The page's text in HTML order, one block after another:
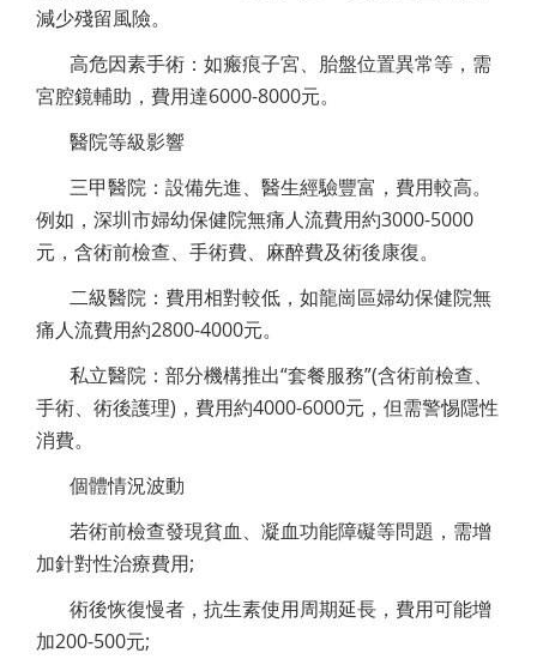
減少殘留風險。
高危因素手術：如瘢痕子宮、胎盤位置異常等，需
宮腔鏡輔助，費用達6000-8000元。
醫院等級影響
三甲醫院：設備先進、醫生經驗豐富，費用較高。
例如，深圳市婦幼保健院無痛人流費用約3000-5000
元，含術前檢查、手術費、麻醉費及術後康復。
二級醫院：費用相對較低，如龍崗區婦幼保健院無
痛人流費用約2800-4000元。
私立醫院：部分機構推出“套餐服務”(含術前檢查、
手術、術後護理)，費用約4000-6000元，但需警惕隱性
消費。
個體情況波動
若術前檢查發現貧血、凝血功能障礙等問題，需增
加針對性治療費用;
術後恢復慢者，抗生素使用周期延長，費用可能增
加200-500元;